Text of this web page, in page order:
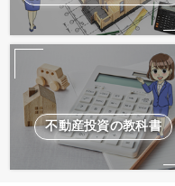
不動産投資の教科書